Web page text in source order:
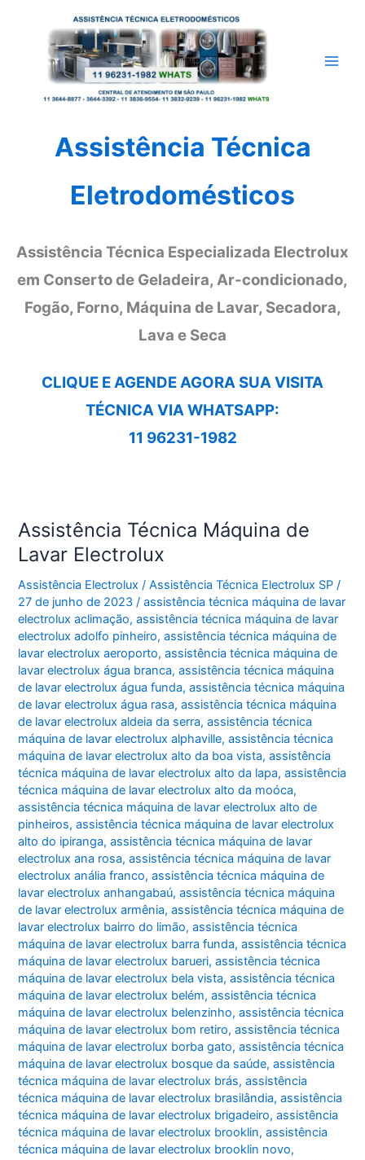
conteúdo
Assistência Técnica
Eletrodomésticos
Assistência Técnica Especializada Electrolux
em Conserto de Geladeira, Ar-condicionado,
Fogão, Forno, Máquina de Lavar, Secadora,
Lava e Seca
CLIQUE E AGENDE AGORA SUA VISITA
TÉCNICA VIA WHATSAPP:
11 96231-1982
Assistência Técnica Máquina de
Lavar Electrolux
Assistência Electrolux /Assistência Técnica Electrolux SP/
27 de junho de 2023/assistência técnica máquina de lavar
electrolux aclimação,assistência técnica máquina de lavar
electrolux adolfo pinheiro,assistência técnica máquina de
lavar electrolux aeroporto,assistência técnica máquina de
lavar electrolux água branca,assistência técnica máquina
de lavar electrolux água funda,assistência técnica máquina
de lavar electrolux água rasa,assistência técnica máquina
de lavar electrolux aldeia da serra,assistência técnica
máquina de lavar electrolux alphaville,assistência técnica
máquina de lavar electrolux alto da boa vista,assistência
técnica máquina de lavar electrolux alto da lapa,assistência
técnica máquina de lavar electrolux alto da moóca,
assistência técnica máquina de lavar electrolux alto de
pinheiros,assistência técnica máquina de lavar electrolux
alto do ipiranga,assistência técnica máquina de lavar
electrolux ana rosa,assistência técnica máquina de lavar
electrolux anália franco,assistência técnica máquina de
lavar electrolux anhangabaú,assistência técnica máquina
de lavar electrolux armênia,assistência técnica máquina de
lavar electrolux bairro do limão,assistência técnica
máquina de lavar electrolux barra funda,assistência técnica
máquina de lavar electrolux barueri,assistência técnica
máquina de lavar electrolux bela vista,assistência técnica
máquina de lavar electrolux belém,assistência técnica
máquina de lavar electrolux belenzinho,assistência técnica
máquina de lavar electrolux bom retiro,assistência técnica
máquina de lavar electrolux borba gato,assistência técnica
máquina de lavar electrolux bosque da saúde,assistência
técnica máquina de lavar electrolux brás,assistência
técnica máquina de lavar electrolux brasilândia,assistência
técnica máquina de lavar electrolux brigadeiro,assistência
técnica máquina de lavar electrolux brooklin,assistência
técnica máquina de lavar electrolux brooklin novo,